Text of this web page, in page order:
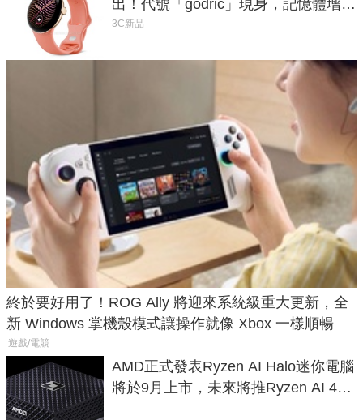
出！代號「godric」現身，記憶體增強
鎖定 AI 應用
3C新品
終於要好用了！ROG Ally 將迎來系統級重大更新，全
新 Windows 掌機殼模式讓操作就像 Xbox 一樣順暢
遊戲/電競
AMD正式發表Ryzen AI Halo迷你電腦
將於9月上市，未來將推Ryzen AI 400